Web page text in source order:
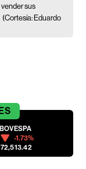
sus
(Cortesía: Eduardo
IBOVESPA
-1.73%